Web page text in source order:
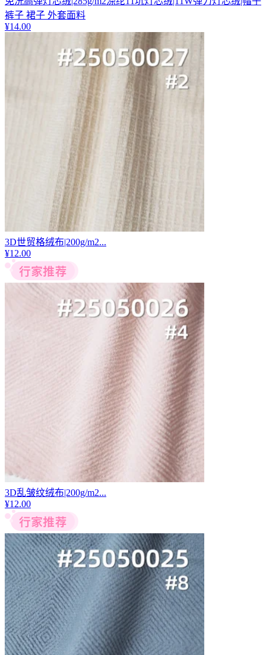
裤子 裙子 外套面料
¥14.00
3D世贸格绒布|200g/m2...
¥12.00
3D乱皱纹绒布|200g/m2...
¥12.00